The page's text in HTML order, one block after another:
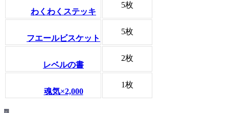
わくわくステッキ
5枚
フエールビスケット
5枚
レベルの書
2枚
魂気×2,000
1枚